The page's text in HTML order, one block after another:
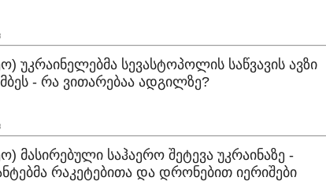
უკრაინელებმა სევასტოპოლის საწვავის ავზი
- რა ვითარებაა ადგილზე?
მასირებული საჰაერო შეტევა უკრაინაზე -
რაკეტებითა და დრონებით იერიშები